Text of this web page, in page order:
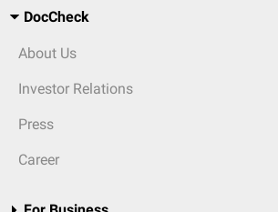
DocCheck
About Us
Investor Relations
Press
Career